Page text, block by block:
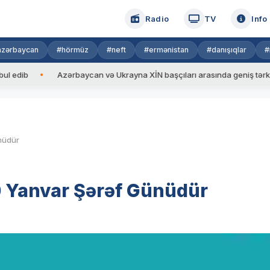
Radio TV Info
#hörmüz #neft #ermənistan #danışıqlar
Azərbaycan və Ukrayna XİN başçıları arasında geniş tərkibdə
Şərəf Günüdür